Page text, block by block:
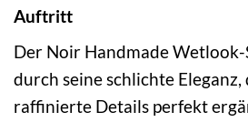
Auftritt
Der Noir Handmade
durch seine schlichte Eleganz,
raffinierte Details perfekt